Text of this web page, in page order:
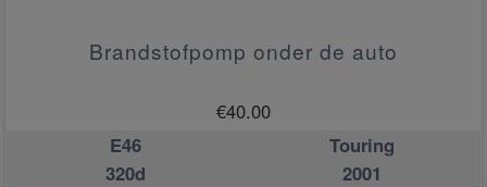
Brandstofpomp onder de auto
€40.00
E46
Touring
320d
2001